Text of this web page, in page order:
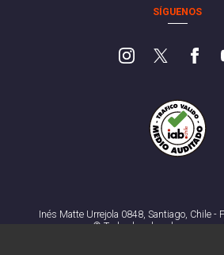
SÍGUENOS
Inés Matte Urrejola 0848, Santiago, Chile -
© Todos los derechos